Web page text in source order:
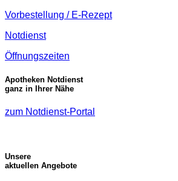
Vorbestellung / E-Rezept
Notdienst
Öffnungszeiten
Apotheken Notdienst
ganz in Ihrer Nähe
zum Notdienst-Portal
Unsere
aktuellen Angebote